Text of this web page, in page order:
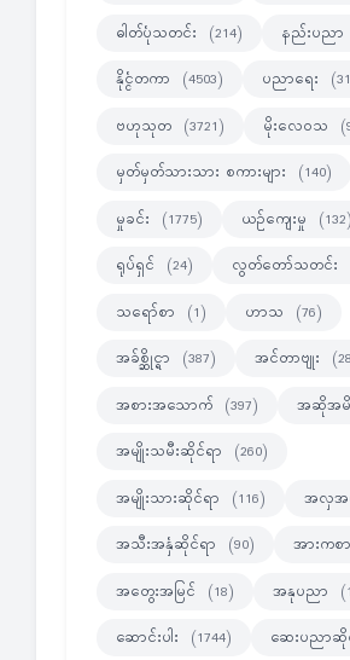
ဓါတ်ပုံသတင်း (214) နည်းပညာ
နိုင္ငံတကာ (4503) ပညာရေး
ဗဟုသုတ (3721) မိုးလေဝသ
မှတ်မှတ်သားသား စကားများ (140)
မှုခင်း (1775) ယဉ်ကျေးမှု (132)
ရုပ်ရှင် (24) လွတ်တော်သတင်း
သရော်စာ (1) ဟာသ (76)
အခ်စ္ဆိုင္ရာ (387) အင်တာဗျုး
အစားအသောက် (397) အဆိုအ
အမျိုးသမီးဆိုင်ရာ (260)
အမျိုးသားဆိုင်ရာ (116) အလှအ
အသီးအနှံဆိုင်ရာ (90) အားကစာ
အတွေးအမြင် (18) အနုပညာ
ဆောင်းပါး (1744) ဆေးပညာဆို